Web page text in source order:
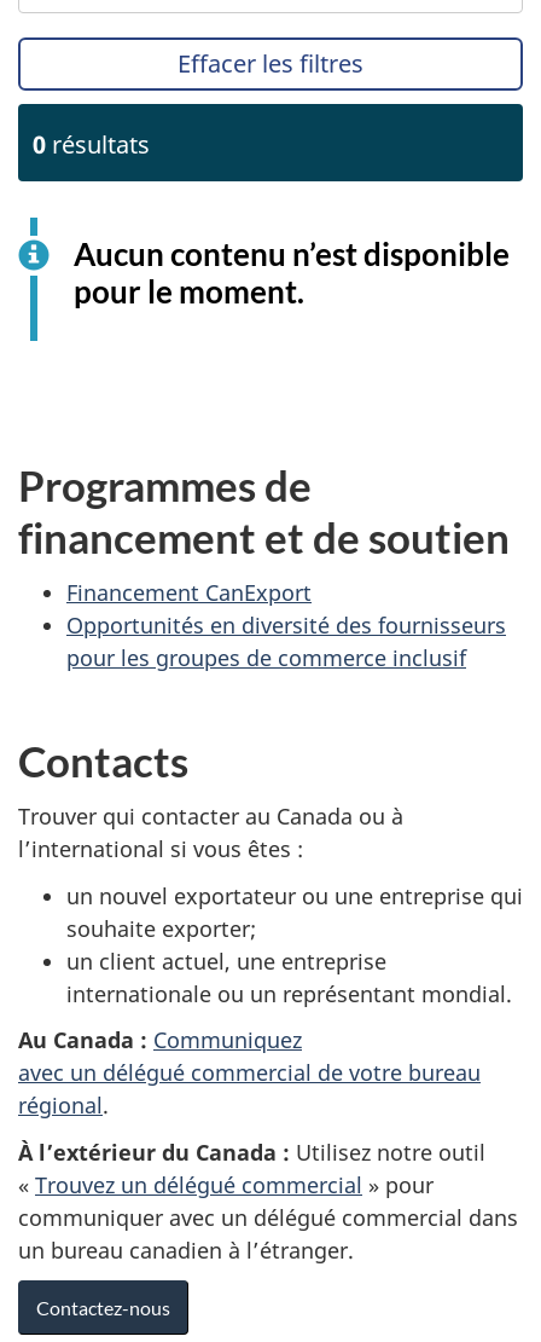
Effacer les filtres
0 résultats
Aucun contenu n’est disponible
pour le moment.
Programmes de
financement et de soutien
Financement CanExport
Opportunités en diversité des fournisseurs
pour les groupes de commerce inclusif
Contacts
Trouver qui contacter au Canada ou à
l’international si vous êtes :
un nouvel exportateur ou une entreprise qui
souhaite exporter;
un client actuel, une entreprise
internationale ou un représentant mondial.
Au Canada : Communiquez
avec un délégué commercial de votre bureau
régional.
À l’extérieur du Canada : Utilisez notre outil
« Trouvez un délégué commercial » pour
communiquer avec un délégué commercial dans
un bureau canadien à l’étranger.
Contactez-nous